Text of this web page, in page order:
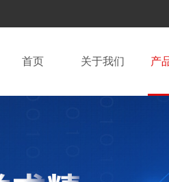
首页 关于我们 产